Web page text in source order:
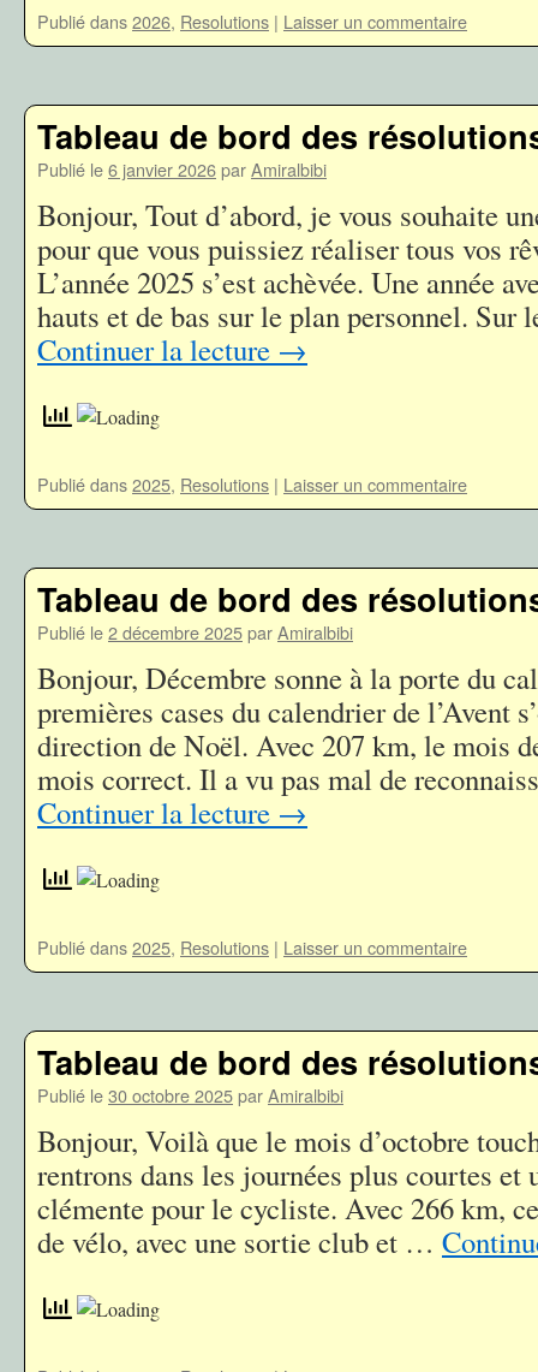
Publié dans2026, Resolutions | Laisser un commentaire
Tableau de bord des
Publié le6 janvier 2026parAmiralbibi
Bonjour, Tout d’abord, je vous souhaite
pour que vous puissiez réaliser tous vos
L’année 2025 s’est achèvée. Une année
hauts et de bas sur le plan personnel.
Continuer la lecture →
Publié dans2025, Resolutions | Laisser un commentaire
Tableau de bord des
Publié le2 décembre 2025parAmiralbibi
Bonjour, Décembre sonne à la porte du
premières cases du calendrier de l’Avent
direction de Noël. Avec 207 km, le mois
mois correct. Il a vu pas mal de
Continuer la lecture →
Publié dans2025, Resolutions | Laisser un commentaire
Tableau de bord des
Publié le30 octobre 2025parAmiralbibi
Bonjour, Voilà que le mois d’octobre
rentrons dans les journées plus courtes et
clémente pour le cycliste. Avec 266 km,
de vélo, avec une sortie club et …